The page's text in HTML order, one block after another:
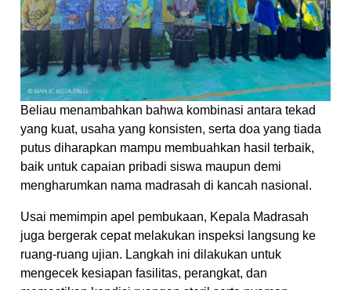
Beliau menambahkan bahwa kombinasi antara tekad
yang kuat, usaha yang konsisten, serta doa yang tiada
putus diharapkan mampu membuahkan hasil terbaik,
baik untuk capaian pribadi siswa maupun demi
mengharumkan nama madrasah di kancah nasional.
Usai memimpin apel pembukaan, Kepala Madrasah
juga bergerak cepat melakukan inspeksi langsung ke
ruang-ruang ujian. Langkah ini dilakukan untuk
mengecek kesiapan fasilitas, perangkat, dan